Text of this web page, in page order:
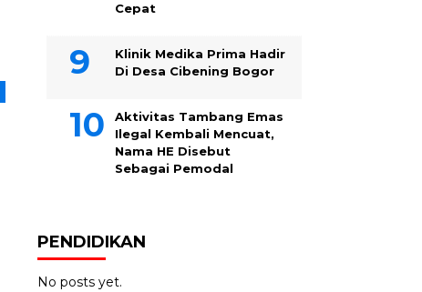
Cepat
Klinik Medika Prima Hadir
Di Desa Cibening Bogor
Aktivitas Tambang Emas
Ilegal Kembali Mencuat,
Nama HE Disebut
Sebagai Pemodal
PENDIDIKAN
No posts yet.